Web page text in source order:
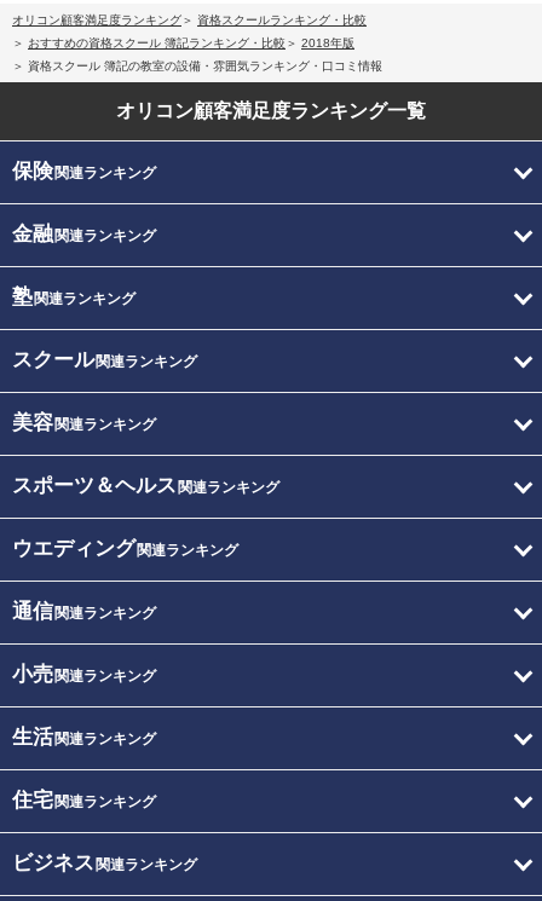
オリコン顧客満足度ランキング
資格スクールランキング・比較
おすすめの資格スクール 簿記ランキング・比較
2018年版
資格スクール 簿記の教室の設備・雰囲気ランキング・口コミ情報
オリコン顧客満足度ランキング一覧
保険関連ランキング
金融関連ランキング
塾関連ランキング
スクール関連ランキング
美容関連ランキング
スポーツ＆ヘルス 関連ランキング
ウエディング関連ランキング
通信関連ランキング
小売関連ランキング
生活関連ランキング
住宅関連ランキング
ビジネス 関連ランキング